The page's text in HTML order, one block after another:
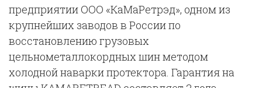
предприятии ООО «КаМаРетрэд», одном из
крупнейших заводов в России по
восстановлению грузовых
цельнометаллокордных шин методом
холодной наварки протектора. Гарантия на